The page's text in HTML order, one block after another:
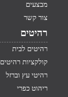
מבצעים
צור קשר
רהיטים
רהיטים לבית
קולקציות רהיטים
רהיטי עץ וברזל
ריהוט כפרי